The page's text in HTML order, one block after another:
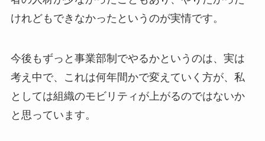
けれどもできなかったというのが実情です。
今後もずっと事業部制でやるかというのは、実は
考え中で、これは何年間かで変えていく方が、私
としては組織のモビリティが上がるのではないか
と思っています。